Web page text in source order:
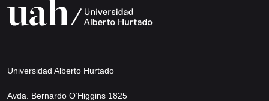
Universidad Alberto Hurtado
Avda. Bernardo O’Higgins 1825